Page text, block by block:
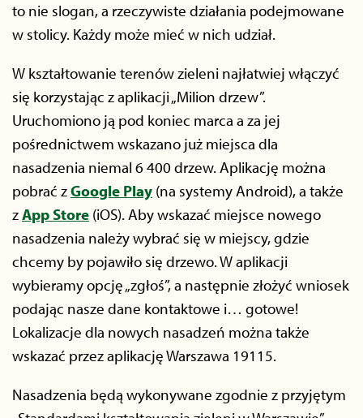
to nie slogan, a rzeczywiste działania podejmowane
w stolicy. Każdy może mieć w nich udział.
W kształtowanie terenów zieleni najłatwiej włączyć
się korzystając z aplikacji „Milion drzew”.
Uruchomiono ją pod koniec marca a za jej
pośrednictwem wskazano już miejsca dla
nasadzenia niemal 6 400 drzew. Aplikację można
pobrać zGoogle Play (na systemy Android), a także
zApp Store (iOS). Aby wskazać miejsce nowego
nasadzenia należy wybrać się w miejscy, gdzie
chcemy by pojawiło się drzewo. W aplikacji
wybieramy opcję „zgłoś”, a następnie złożyć wniosek
podając nasze dane kontaktowe i… gotowe!
Lokalizacje dla nowych nasadzeń można także
wskazać przez aplikację Warszawa 19115.
Nasadzenia będą wykonywane zgodnie z przyjętym